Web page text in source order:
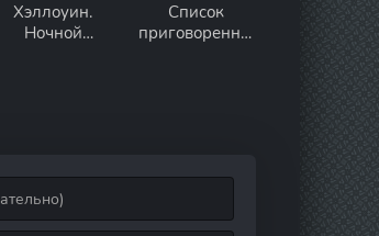
Хэллоуин.
Ночной
Список
приговоренны